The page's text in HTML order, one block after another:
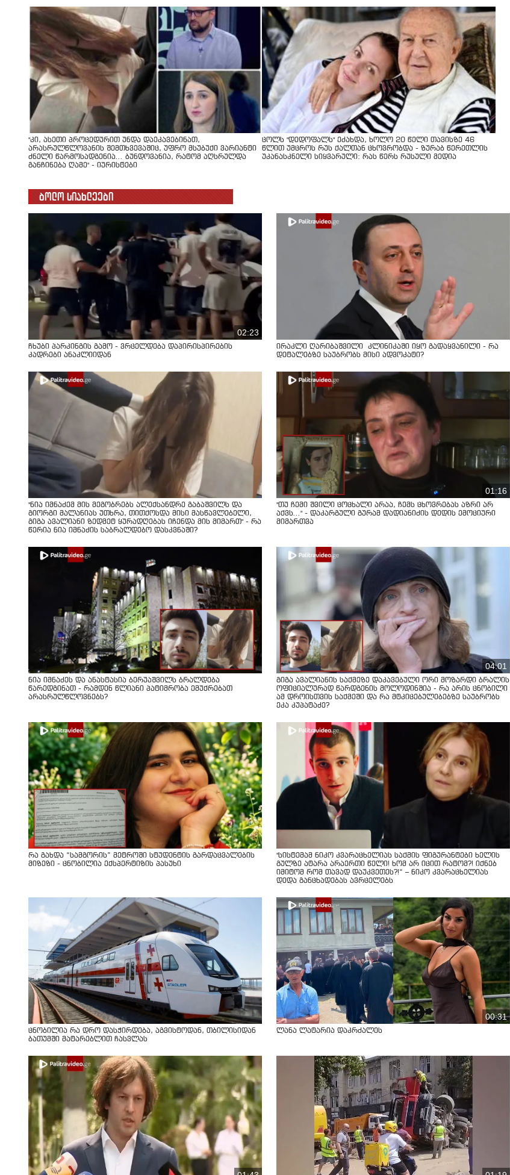
"კი, ასეთი პროცედურით უნდა დაეკავებინათ,
არასრულწლოვანის შემთხვევაშიც, უფრო მსუბუქი ვარიანტი
ძნელი წარმოსადგენია... ბუნდოვანია, რატომ აღსრულდა
განჩინება ღამე" - იურისტები
ცოლს "დედოფალს" ეძახდა, ხოლო 20 წელი თავისზე 46
წლით უმცროს რუს ქალთან ცხოვრობდა - ზურაბ წერეთლის
უკანასკნელი სიყვარული: რას წერს რუსული მედია
ბოლო სიახლეები
02:23
ჩხუბი პარკინგის გამო - ვრცელდება დაპირისპირების
კადრები ანაკლიიდან
ირაკლი ღარიბაშვილი კლინიკაში იყო გადაყვანილი - რა
დეტალებზე საუბრობს მისი ადვოკატი?
"ნია იმნაძემ მის მეგობრებს ალექსანდრე გაბაშვილს და
გიორგი მალანიას უთხრა, თითქოსდა მისი მასწავლებელი,
გიგა ავალიანი ზედმეტ ყურადღებას იჩენდა მის მიმართ" - რა
წერია ნია იმნაძის საბრალდებო დასკვნაში?
01:16
"თუ ჩემი შვილი ცოცხალი არაა, ჩემს ცხოვრებას აზრი არ
აქვს..." - დაკარგული გურამ დადიანიძის დედის ემოციური
მიმართვა
ნია იმნაძეს და ანასტასია ბერუაშვილს ბრალდება
წარედგინათ - რამდენ წლიანი პატიმრობა ემუქრებათ
არასრულწლოვნებს?
04:01
გიგა ავალიანის საქმეზე დაკავებული ორი მოზარდი ბრალის
ოფიციალურად წარდგენის მოლოდინშია - რა არის ცნობილი
ამ დროისთვის საქმეში და რა მტკიცებულებებზე საუბრობს
ეკა კუპატაძე?
რა გახდა “სამგორის” მეტროში სტუდენტის გარდაცვალების
მიზეზი - ცნობილია ექსპერტიზის პასუხი
"სისტემამ ნიკო კვარაცხელიას საქმის ფიგურანტები ხელის
გულზე ატარა არაერთი წელი! ხომ არ იცით რატომ?! იქნებ
იმიტომ რომ თავად დაუკვეთეს?!“ – ნიკო კვარაცხელიას
დედა განცხადებას ავრცელებს
ცნობილია რა დრო დასჭირდება, აგვისტოდან, თბილისიდან
ბათუმში მატარებლით ჩასვლას
00:31
ლანა ლატარია დაკრძალეს